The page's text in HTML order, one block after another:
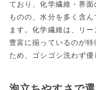
ており、化学繊維・界
ものの、水分を多く含
ます。化学繊維は、リ
豊富に揃っているのが
ため、ゴシゴシ洗わず優